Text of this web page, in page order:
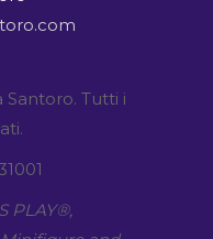
Santoro. Tutti i
PLAY​®,